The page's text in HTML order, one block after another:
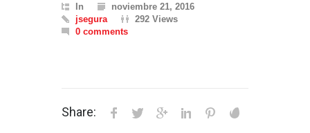
In
noviembre 21, 2016
jsegura
292 Views
0 comments
Share: